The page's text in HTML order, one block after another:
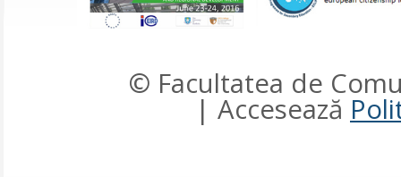
© Facultatea de
| Accesează